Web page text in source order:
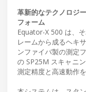
革新的なテクノロジ
フォーム
Equator-X 500 は、
レームから成るヘキ
ンファイバ製の測定
の SP25M スキャニ
測定精度と高速動作